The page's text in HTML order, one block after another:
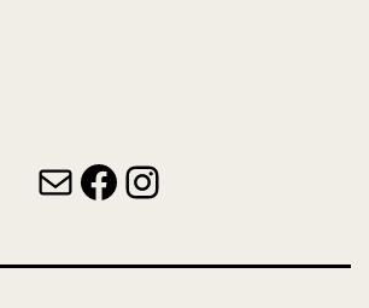
E-MailFacebook
Instagram